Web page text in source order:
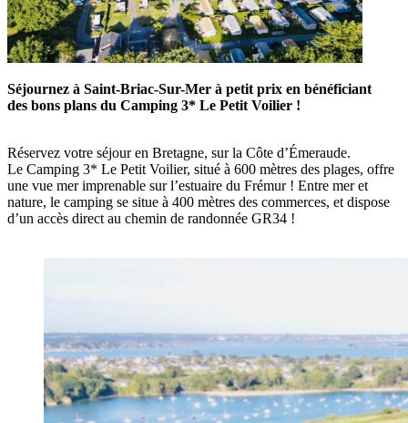
Séjournez à Saint-Briac-Sur-Mer à petit prix en bénéficiant
des bons plans du Camping 3* Le Petit Voilier !
Réservez votre séjour en Bretagne, sur la Côte d’Émeraude.
Le Camping 3* Le Petit Voilier, situé à 600 mètres des plages, offre
une vue mer imprenable sur l’estuaire du Frémur ! Entre mer et
nature, le camping se situe à 400 mètres des commerces, et dispose
d’un accès direct au chemin de randonnée GR34 !